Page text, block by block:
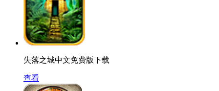
失落之城中文免费版下载
查看